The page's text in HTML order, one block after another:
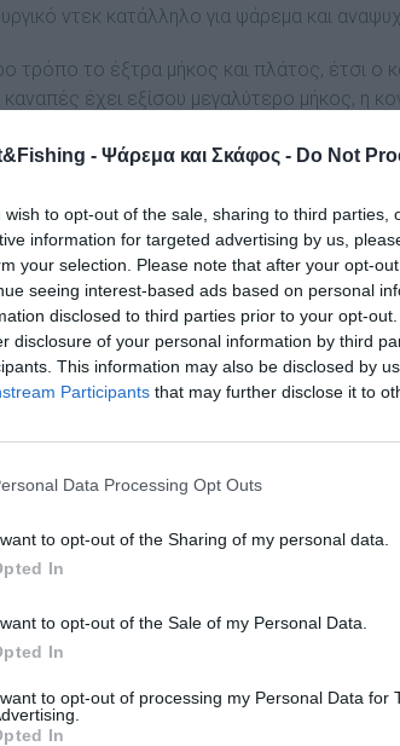
- Ψάρεμα και Σκάφος - Do Not
wish to opt-out of the sale, sharing to third parties,
information for targeted advertising by us,
your selection. Please note that after your opt-
seeing interest-based ads based on personal
disclosed to third parties prior to your opt-
disclosure of your personal information by third
This information may also be disclosed by
Participants that may further disclose it to
Data Processing Opt Outs
to opt-out of the Sharing of my personal data.
In
to opt-out of the Sale of my Personal Data.
In
to opt-out of processing my Personal Data for
In
ντεκ κατάλληλο για ψάρεµα και
τρόπο το έξτρα µήκος και πλάτος, έτσι ο
καναπές έχει εξίσου µεγαλύτερο µήκος, η
χώροι αυξάνονται σε όλα τα αµπάρια.
τρόπο κατασκευής που έχει υιοθετήσει
Πρόκειται για το σύστηµα S4 (Second
µόνο, και απαιτεί ιδιαίτερη µελέτη και